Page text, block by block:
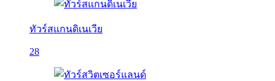
ทัวร์สแกนดิเนเวีย
28